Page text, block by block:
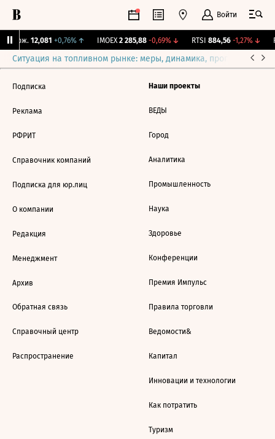
Войти
Бирж. 12,081 +0,76%↑ IMOEX 2 285,88 -0,69%↓ RTSI 884,56 -1,27%↓
Ситуация на топливном рынке: меры, динамика, прогнозы
Подписка
Реклама
РФРИТ
Справочник компаний
Подписка для юр.лиц
О компании
Редакция
Менеджмент
Архив
Обратная связь
Справочный центр
Распространение
Наши проекты
ВЕДЫ
Город
Аналитика
Промышленность
Наука
Здоровье
Конференции
Премия Импульс
Правила торговли
Ведомости&
Капитал
Инновации и технологии
Как потратить
Туризм